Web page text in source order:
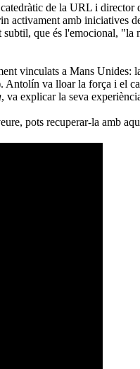
de la URL i director
activament amb
que és l'emocional,
vinculats a Mans Unides:
va lloar la força i el
, va explicar la seva
pots recuperar-la amb